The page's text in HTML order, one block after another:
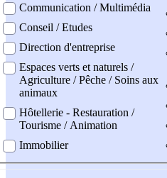
Communication / Multimédia
Conseil / Etudes
Direction d'entreprise
Espaces verts et naturels /
Agriculture / Pêche / Soins aux
animaux
Hôtellerie - Restauration /
Tourisme / Animation
Immobilier